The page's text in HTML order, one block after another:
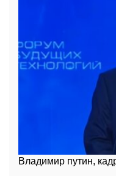
Владимир путин,